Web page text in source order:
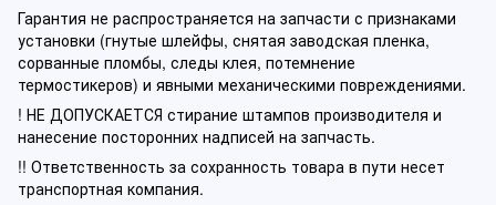
Гарантия не распространяется на запчасти с признаками
установки (гнутые шлейфы, снятая заводская пленка,
сорванные пломбы, следы клея, потемнение
термостикеров) и явными механическими повреждениями.
! НЕ ДОПУСКАЕТСЯ стирание штампов производителя и
нанесение посторонних надписей на запчасть.
!! Ответственность за сохранность товара в пути несет
транспортная компания.